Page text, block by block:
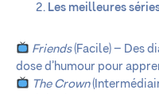
Les meilleures
Friends(Facile) – Des
dose d’humour pour
The Crown